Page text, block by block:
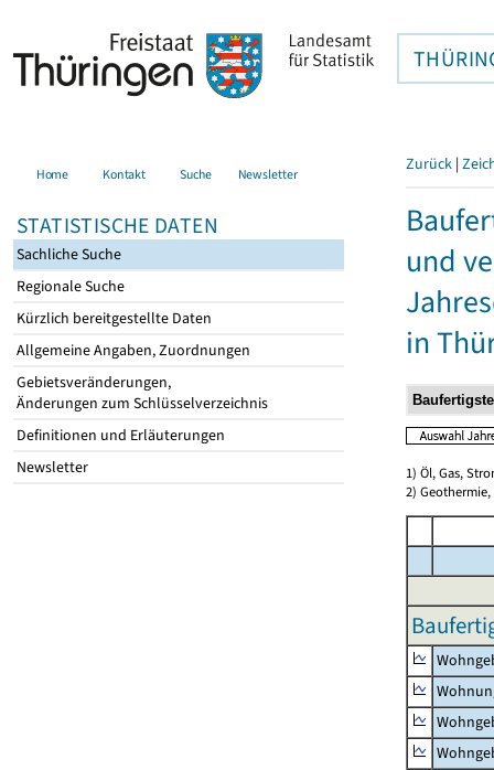
Home Kontakt Suche Newsletter
STATISTISCHE DATEN
Sachliche Suche
Regionale Suche
Kürzlich bereitgestellte Daten
Allgemeine Angaben, Zuordnungen
Gebietsveränderungen,
Änderungen zum Schlüsselverzeichnis
Definitionen und Erläuterungen
Newsletter
Zurück |
und
in
1) Öl, Gas,
2)